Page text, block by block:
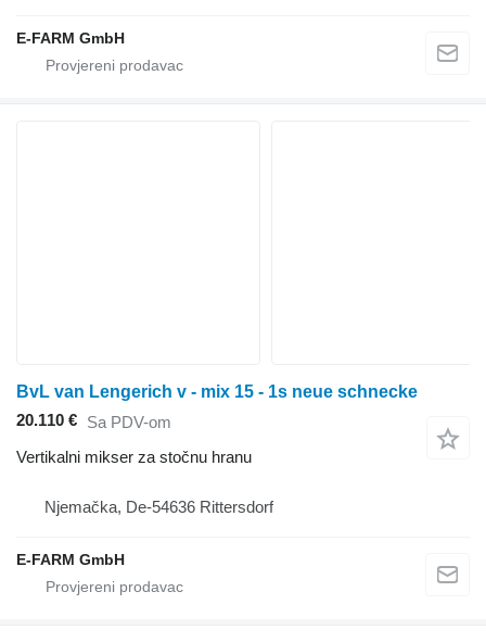
E-FARM GmbH
BvL van Lengerich v - mix 15 - 1s neue schnecke
20.110 € Sa PDV-om
Vertikalni mikser za stočnu hranu
Njemačka, De-54636 Rittersdorf
E-FARM GmbH